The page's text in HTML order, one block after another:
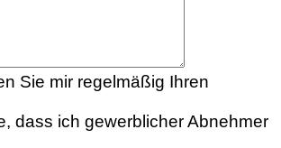
Sie mir regelmäßig Ihren
dass ich gewerblicher Abnehmer